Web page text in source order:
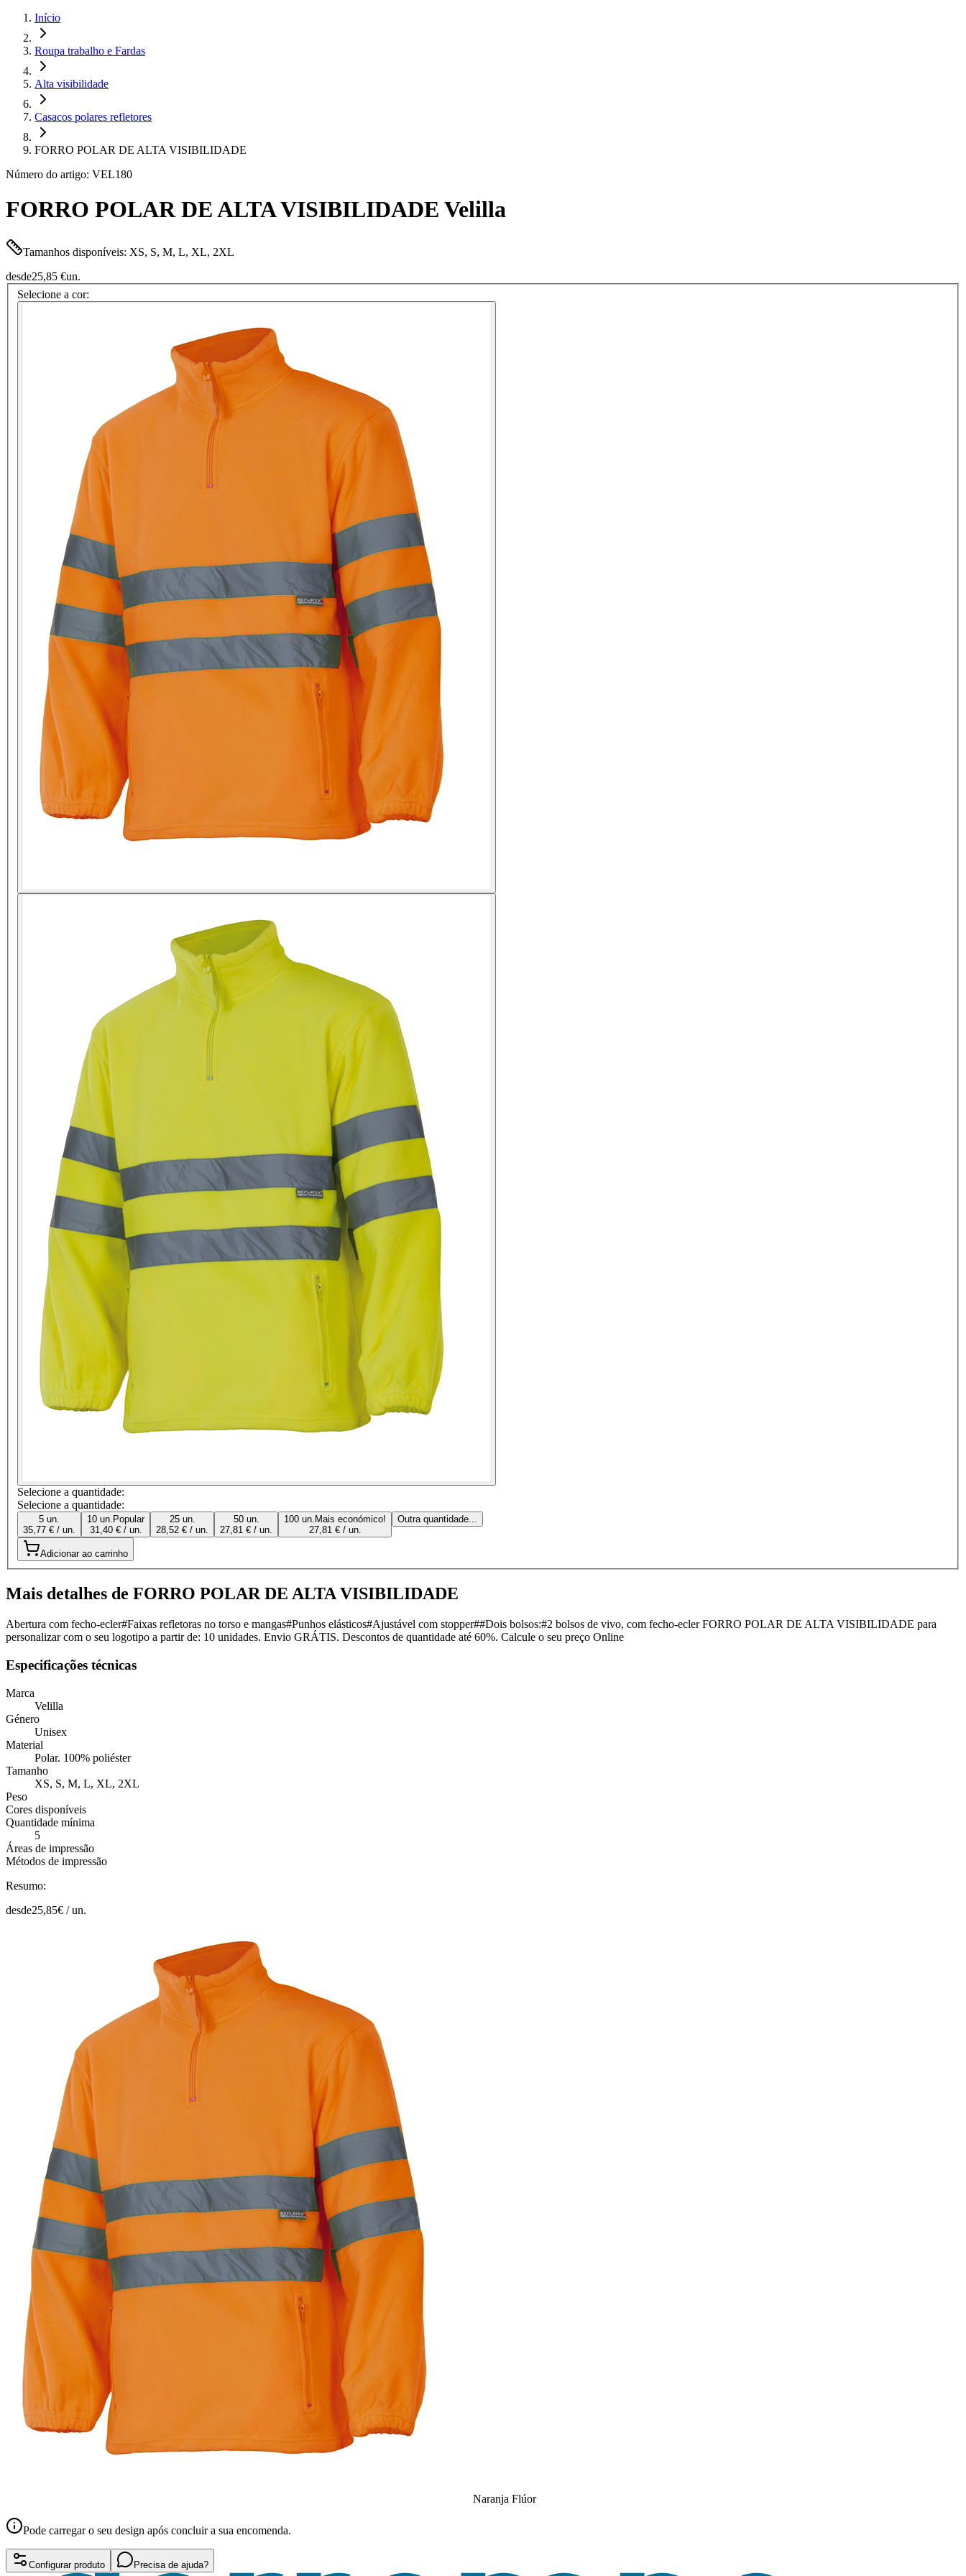
Início
Roupa trabalho e Fardas
Alta visibilidade
Casacos polares refletores
FORRO POLAR DE ALTA VISIBILIDADE
Número do artigo: VEL180
FORRO POLAR DE ALTA VISIBILIDADE Velilla
Tamanhos disponíveis: XS, S, M, L, XL, 2XL
desde25,85 €un.
Selecione a cor:
Selecione a quantidade:
Selecione a quantidade:
5 un.
35,77 € / un.
10 un. Popular
31,40 € / un.
25 un.
28,52 € / un.
50 un.
27,81 € / un.
100 un. Mais económico!
27,81 € / un.
Outra quantidade...
Adicionar ao carrinho
Mais detalhes de FORRO POLAR DE ALTA VISIBILIDADE
Abertura com fecho-ecler#Faixas refletoras no torso e mangas#Punhos elásticos#Ajustável com stopper##Dois bolsos:#2 bolsos de vivo, com fecho-ecler FORRO POLAR DE ALTA VISIBILIDADE para
personalizar com o seu logotipo a partir de: 10 unidades. Envio GRÁTIS. Descontos de quantidade até 60%. Calcule o seu preço Online
Especificações técnicas
Marca
Velilla
Género
Unisex
Material
Polar. 100% poliéster
Tamanho
XS, S, M, L, XL, 2XL
Peso
Cores disponíveis
Quantidade mínima
5
Áreas de impressão
Métodos de impressão
Resumo:
desde25,85€ /un.
Naranja Flúor
Pode carregar o seu design após concluir a sua encomenda.
Configurar produto Precisa de ajuda?